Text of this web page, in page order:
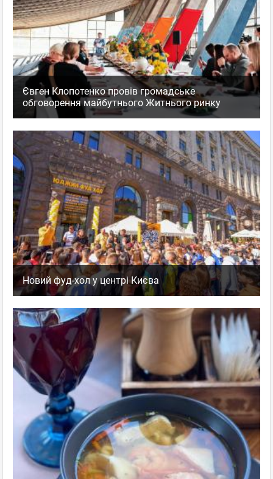
Євген Клопотенко провів громадське
обговорення майбутнього Житнього ринку
Новий фуд-хол у центрі Києва